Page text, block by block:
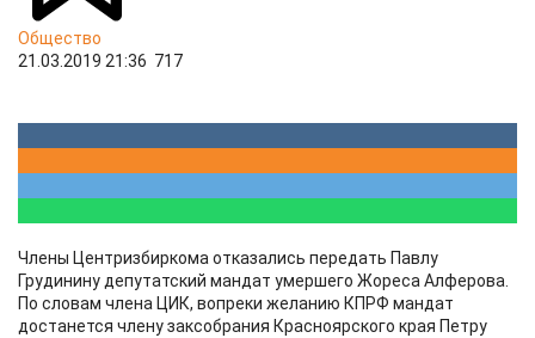
Общество
21.03.2019 21:36 717
Члены Центризбиркома отказались передать Павлу
Грудинину депутатский мандат умершего Жореса Алферова.
По словам члена ЦИК, вопреки желанию КПРФ мандат
достанется члену заксобрания Красноярского края Петру